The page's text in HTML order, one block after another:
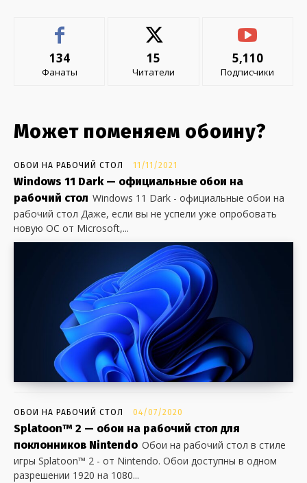
134
Фанаты
15
Читатели
5,110
Подписчики
Может поменяем обоину?
ОБОИ НА РАБОЧИЙ СТОЛ 11/11/2021
Windows 11 Dark — официальные обои на
рабочий стол Windows 11 Dark - официальные обои на
рабочий стол Даже, если вы не успели уже опробовать
новую ОС от Microsoft,...
ОБОИ НА РАБОЧИЙ СТОЛ 04/07/2020
Splatoon™ 2 — обои на рабочий стол для
поклонников Nintendo Обои на рабочий стол в стиле
игры Splatoon™ 2 - от Nintendo. Обои доступны в одном
разрешении 1920 на 1080...